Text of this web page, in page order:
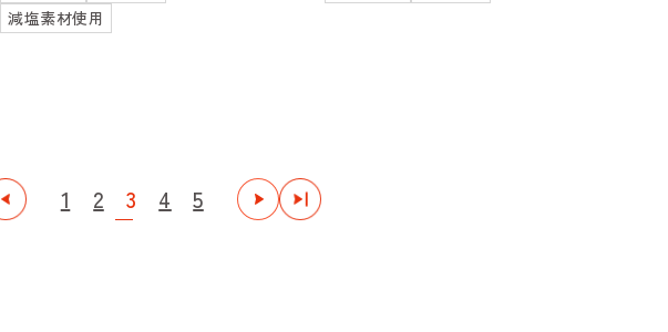
減塩素材使用
1 2 3 4 5